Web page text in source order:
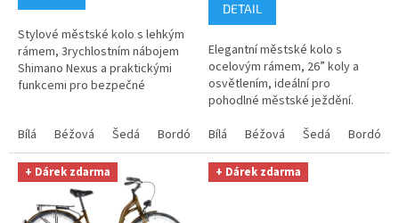
5
hvězdiček.
Stylové městské kolo s lehkým
rámem, 3rychlostním nábojem
Shimano Nexus a praktickými
funkcemi pro bezpečné
Bílá
Béžová Šedá Bordó Hnědá
DETAIL
Elegantní městské kolo s
ocelovým rámem, 26” koly a
osvětlením, ideální pro
pohodlné městské ježdění.
Bílá
Béžová Šedá Bordó
+ Dárek zdarma + Dárek zdarma